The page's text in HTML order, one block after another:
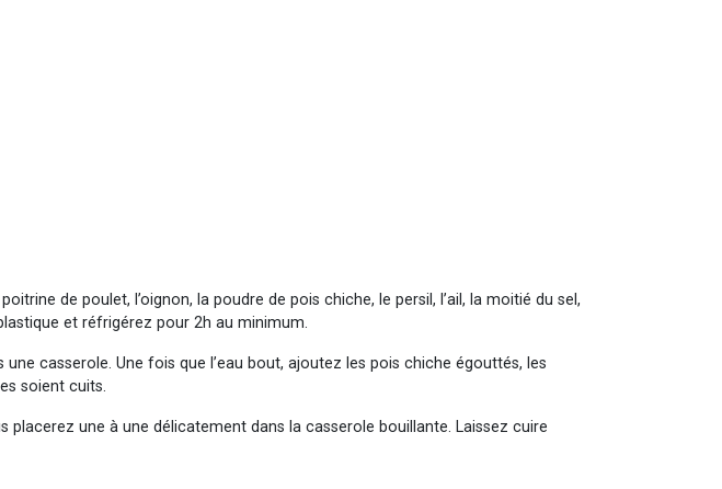
de poulet, l’oignon, la poudre de pois chiche, le persil, l’ail, la moitié du sel,
et réfrigérez pour 2h au minimum.
casserole. Une fois que l’eau bout, ajoutez les pois chiche égouttés, les
soient cuits.
une à une délicatement dans la casserole bouillante. Laissez cuire